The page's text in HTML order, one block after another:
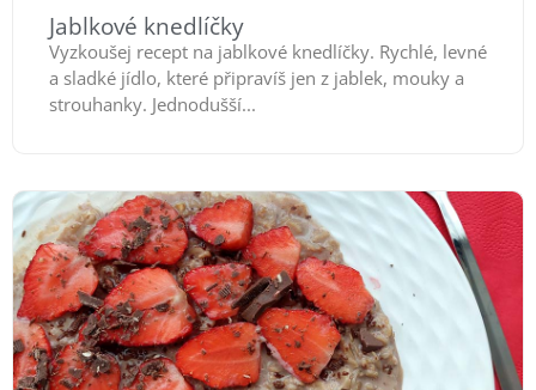
Jablkové knedlíčky
Vyzkoušej recept na jablkové knedlíčky. Rychlé, levné
a sladké jídlo, které připravíš jen z jablek, mouky a
strouhanky. Jednodušší...